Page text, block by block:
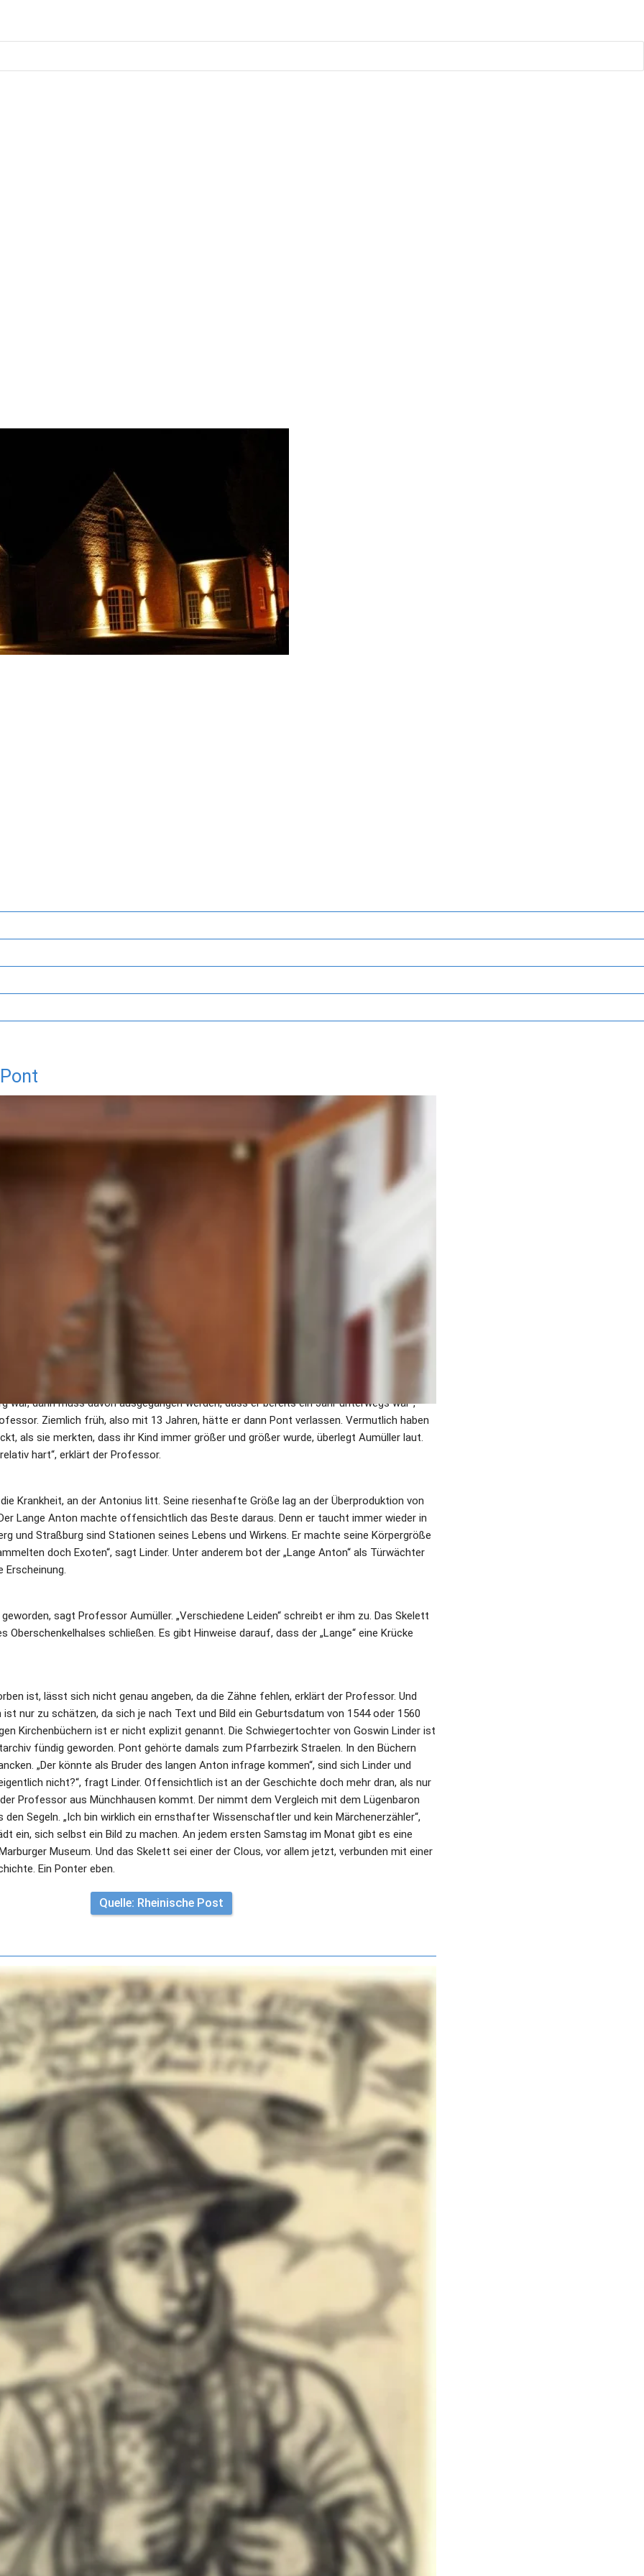
Gerhard Aumüller ist davon überzeugt, dass der „Gigant von Helmstedt“ in Pont
des 2,45 Meter großen Mannes existiert noch und kann in der Marburger Anatomischen
Bekannt ist der riesenhafte Mann als „Langer Anton“. Und der soll ursprünglich vom
Welt gewandert sein.
entdeckte mit der Leiterin des Marburger Museums anatomicum, Professor Dr. Birte
eines „Antonij Franckenpoint auß Gellern“, einem Mann von „ungewöhnlicher Größe und
einen weiteren Druck ausfindig von einem „Anthoni Franck aus dem Land zu Gellern“, der
die Sache klar. „Gellern“ meint die Stadt Geldern. Und bei dem Namen könne es sich
oder eine „Verballhornung“ handeln von einem „Franck de Pont“ oder
Blick auf die Landkarte machte schnell klar, so einen Ort in der Nähe von Geldern gibt es
war, dann muss davon ausgegangen werden, dass er bereits ein Jahr unterwegs war“,
Ziemlich früh, also mit 13 Jahren, hätte er dann Pont verlassen. Vermutlich haben
als sie merkten, dass ihr Kind immer größer und größer wurde, überlegt Aumüller laut.
hart“, erklärt der Professor.
Krankheit, an der Antonius litt. Seine riesenhafte Größe lag an der Überproduktion von
Lange Anton machte offensichtlich das Beste daraus. Denn er taucht immer wieder in
und Straßburg sind Stationen seines Lebens und Wirkens. Er machte seine Körpergröße
doch Exoten“, sagt Linder. Unter anderem bot der „Lange Anton“ als Türwächter
Erscheinung.
sagt Professor Aumüller. „Verschiedene Leiden“ schreibt er ihm zu. Das Skelett
Oberschenkelhalses schließen. Es gibt Hinweise darauf, dass der „Lange“ eine Krücke
ist, lässt sich nicht genau angeben, da die Zähne fehlen, erklärt der Professor. Und
nur zu schätzen, da sich je nach Text und Bild ein Geburtsdatum von 1544 oder 1560
Kirchenbüchern ist er nicht explizit genannt. Die Schwiegertochter von Goswin Linder ist
fündig geworden. Pont gehörte damals zum Pfarrbezirk Straelen. In den Büchern
„Der könnte als Bruder des langen Anton infrage kommen“, sind sich Linder und
nicht?“, fragt Linder. Offensichtlich ist an der Geschichte doch mehr dran, als nur
Professor aus Münchhausen kommt. Der nimmt dem Vergleich mit dem Lügenbaron
den Segeln. „Ich bin wirklich ein ernsthafter Wissenschaftler und kein Märchenerzähler“,
ein, sich selbst ein Bild zu machen. An jedem ersten Samstag im Monat gibt es eine
Museum. Und das Skelett sei einer der Clous, vor allem jetzt, verbunden mit einer
Ein Ponter eben.
Quelle: Rheinische Post
1575 aus Nürnberg, da ist Anton angeblich gerade einmal 14 Jahre alt und schon 2,30
er Pont verließ.
Bibliothek/Arbeitsstelle für Geschichte der Medizin Philipps-Universität Marburg